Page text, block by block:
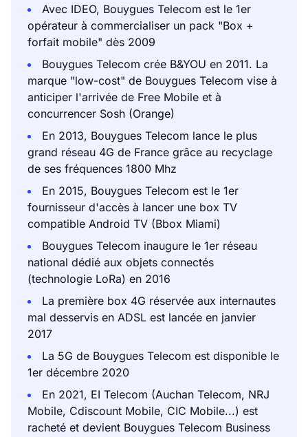
Avec IDEO, Bouygues Telecom est le 1er
opérateur à commercialiser un pack "Box +
forfait mobile" dès 2009
Bouygues Telecom crée B&YOU en 2011. La
marque "low-cost" de Bouygues Telecom vise à
anticiper l'arrivée de Free Mobile et à
concurrencer Sosh (Orange)
En 2013, Bouygues Telecom lance le plus
grand réseau 4G de France grâce au recyclage
de ses fréquences 1800 Mhz
En 2015, Bouygues Telecom est le 1er
fournisseur d'accès à lancer une box TV
compatible Android TV (Bbox Miami)
Bouygues Telecom inaugure le 1er réseau
national dédié aux objets connectés
(technologie LoRa) en 2016
La première box 4G réservée aux internautes
mal desservis en ADSL est lancée en janvier
2017
La 5G de Bouygues Telecom est disponible le
1er décembre 2020
En 2021, EI Telecom (Auchan Telecom, NRJ
Mobile, Cdiscount Mobile, CIC Mobile...) est
racheté et devient Bouygues Telecom Business